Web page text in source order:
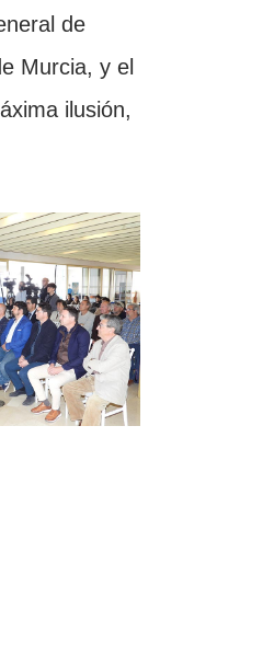
de
Murcia, y el
ilusión,